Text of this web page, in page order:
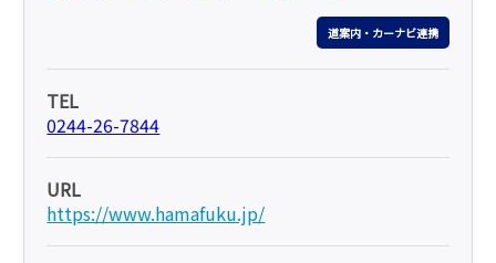
道案内・カーナビ連携
TEL
0244-26-7844
URL
https://www.hamafuku.jp/